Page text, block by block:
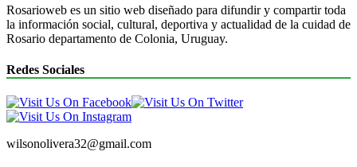
Rosarioweb es un sitio web diseñado para difundir y compartir toda
la información social, cultural, deportiva y actualidad de la cuidad de
Rosario departamento de Colonia, Uruguay.
Redes Sociales
wilsonolivera32@gmail.com